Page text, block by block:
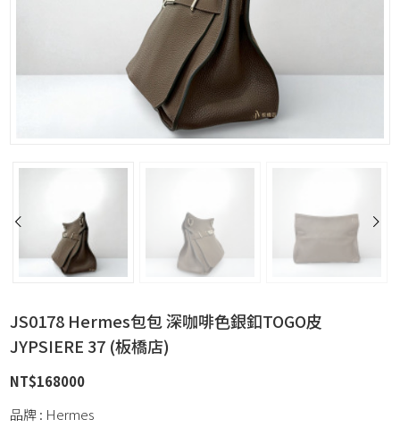
JS0178 Hermes包包 深咖啡色銀釦TOGO皮
JYPSIERE 37 (板橋店)
NT$168000
品牌 : Hermes